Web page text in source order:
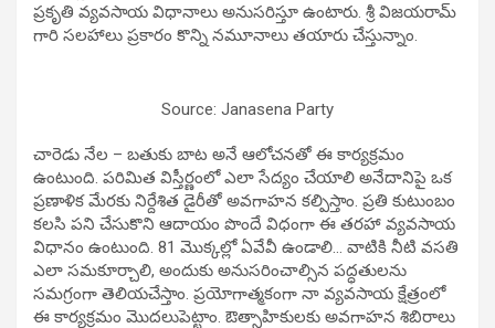
ప్రకృతి వ్యవసాయ విధానాలు అనుసరిస్తూ ఉంటారు. శ్రీ విజయరామ్
గారి సలహాలు ప్రకారం కొన్ని నమూనాలు తయారు చేస్తున్నాం.
Source: Janasena Party
చారెడు నేల – బతుకు బాట అనే ఆలోచనతో ఈ కార్యక్రమం
ఉంటుంది. పరిమిత విస్తీర్ణంలో ఎలా సేద్యం చేయాలి అనేదానిపై ఒక
ప్రణాళిక మేరకు నిర్దేశిత డైరీతో అవగాహన కల్పిస్తాం. ప్రతి కుటుంబం
కలసి పని చేసుకొని ఆదాయం పొందే విధంగా ఈ తరహా వ్యవసాయ
విధానం ఉంటుంది. 81 మొక్కల్లో ఏవేవీ ఉండాలి… వాటికి నీటి వసతి
ఎలా సమకూర్చాలి, అందుకు అనుసరించాల్సిన పద్ధతులను
సమగ్రంగా తెలియచేస్తాం. ప్రయోగాత్మకంగా నా వ్యవసాయ క్షేత్రంలో
ఈ కార్యక్రమం మొదలుపెట్టాం. ఔత్సాహికులకు అవగాహన శిబిరాలు